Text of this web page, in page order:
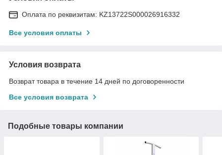
Оплата по реквизитам: KZ13722S000026916332
Все условия оплаты
Условия возврата
Возврат товара в течение 14 дней по договоренности
Все условия возврата
Подобные товары компании